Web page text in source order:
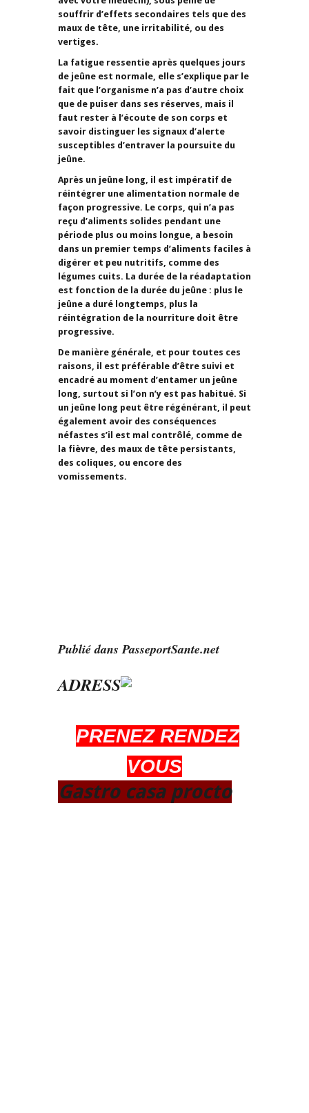
souffrir d’effets secondaires tels que des
maux de tête, une irritabilité, ou des
vertiges.
La fatigue ressentie après quelques jours
de jeûne est normale, elle s’explique par le
fait que l’organisme n’a pas d’autre choix
que de puiser dans ses réserves, mais il
faut rester à l’écoute de son corps et
savoir distinguer les signaux d’alerte
susceptibles d’entraver la poursuite du
jeûne.
Après un jeûne long, il est impératif de
réintégrer une alimentation normale de
façon progressive. Le corps, qui n’a pas
reçu d’aliments solides pendant une
période plus ou moins longue, a besoin
dans un premier temps d’aliments faciles à
digérer et peu nutritifs, comme des
légumes cuits. La durée de la réadaptation
est fonction de la durée du jeûne : plus le
jeûne a duré longtemps, plus la
réintégration de la nourriture doit être
progressive.
De manière générale, et pour toutes ces
raisons, il est préférable d’être suivi et
encadré au moment d’entamer un jeûne
long, surtout si l’on n’y est pas habitué. Si
un jeûne long peut être régénérant, il peut
également avoir des conséquences
néfastes s’il est mal contrôlé, comme de
la fièvre, des maux de tête persistants,
des coliques, ou encore des
vomissements.
Publié dans PasseportSante.net
PRENEZ RENDEZ
VOUS
Gastro casa procto